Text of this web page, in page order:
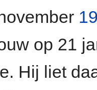
op 21
Hij liet